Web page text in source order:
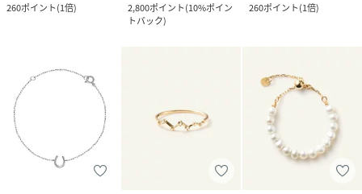
260ポイント(1倍)
2,800ポイント(10%ポイン
トバック)
260ポイント(1倍)